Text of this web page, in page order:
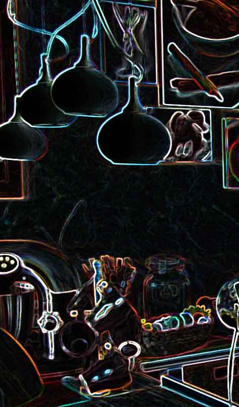
Tarte amandine
Pizza à la choucroute, aux
lardons et au cumin
Baguette à la raclette, à la
roquette et aux graines de
courge Smoothie aux kiwis et à la
mangue
Tarte à la pralinoise et aux
noisettes
Colombo de crevettes au lait
de coco
2